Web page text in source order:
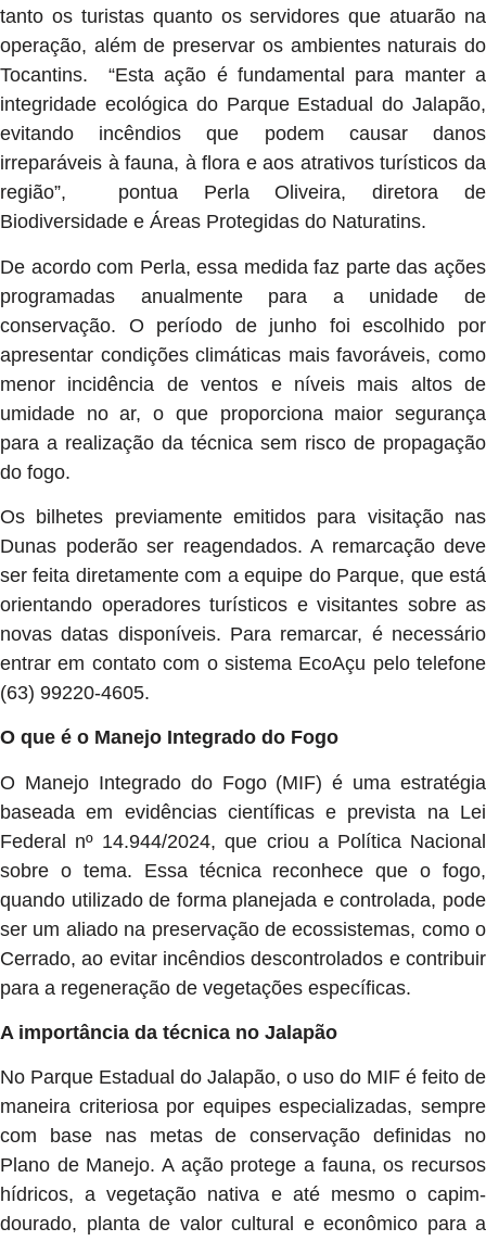
tanto os turistas quanto os servidores que atuarão na
operação, além de preservar os ambientes naturais do
Tocantins. “Esta ação é fundamental para manter a
integridade ecológica do Parque Estadual do Jalapão,
evitando incêndios que podem causar danos
irreparáveis à fauna, à flora e aos atrativos turísticos da
região”, pontua Perla Oliveira, diretora de
Biodiversidade e Áreas Protegidas do Naturatins.
De acordo com Perla, essa medida faz parte das ações
programadas anualmente para a unidade de
conservação. O período de junho foi escolhido por
apresentar condições climáticas mais favoráveis, como
menor incidência de ventos e níveis mais altos de
umidade no ar, o que proporciona maior segurança
para a realização da técnica sem risco de propagação
do fogo.
Os bilhetes previamente emitidos para visitação nas
Dunas poderão ser reagendados. A remarcação deve
ser feita diretamente com a equipe do Parque, que está
orientando operadores turísticos e visitantes sobre as
novas datas disponíveis. Para remarcar, é necessário
entrar em contato com o sistema EcoAçu pelo telefone
(63) 99220‑4605.
O que é o Manejo Integrado do Fogo
O Manejo Integrado do Fogo (MIF) é uma estratégia
baseada em evidências científicas e prevista na Lei
Federal nº 14.944/2024, que criou a Política Nacional
sobre o tema. Essa técnica reconhece que o fogo,
quando utilizado de forma planejada e controlada, pode
ser um aliado na preservação de ecossistemas, como o
Cerrado, ao evitar incêndios descontrolados e contribuir
para a regeneração de vegetações específicas.
A importância da técnica no Jalapão
No Parque Estadual do Jalapão, o uso do MIF é feito de
maneira criteriosa por equipes especializadas, sempre
com base nas metas de conservação definidas no
Plano de Manejo. A ação protege a fauna, os recursos
hídricos, a vegetação nativa e até mesmo o capim-
dourado, planta de valor cultural e econômico para a